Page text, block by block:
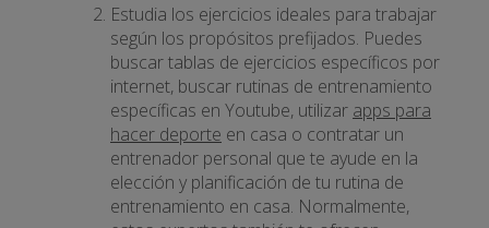
Estudia los ejercicios ideales para trabajar
según los propósitos prefijados. Puedes
buscar tablas de ejercicios específicos por
internet, buscar rutinas de entrenamiento
específicas en Youtube, utilizar apps para
hacer deporte en casa o contratar un
entrenador personal que te ayude en la
elección y planificación de tu rutina de
entrenamiento en casa. Normalmente,